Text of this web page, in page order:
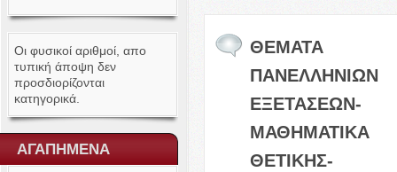
Οι φυσικοί αριθμοί, απο
τυπική άποψη δεν
προσδιορίζονται
κατηγορικά.
ΑΓΑΠΗΜΕΝΑ
ΘΕΜΑΤΑ
ΠΑΝΕΛΛΗΝΙΩΝ
ΕΞΕΤΑΣΕΩΝ-​
ΜΑΘΗΜΑΤΙΚΑ
ΘΕΤΙΚΗΣ-​